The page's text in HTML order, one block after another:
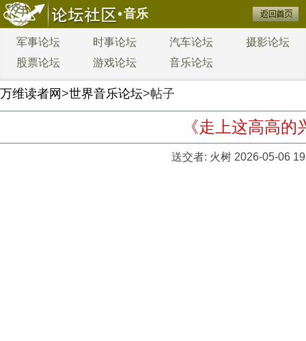
音乐
军事论坛 时事论坛 汽车论坛
摄影论坛
股票论坛
游戏论坛 音乐论坛
万维读者网 >世界音乐论坛>帖子
《走上这高高
送交者: 火树2026-05-06